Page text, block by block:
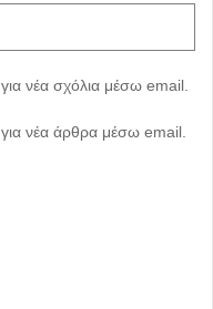
νέα σχόλια μέσω email.
νέα άρθρα μέσω email.